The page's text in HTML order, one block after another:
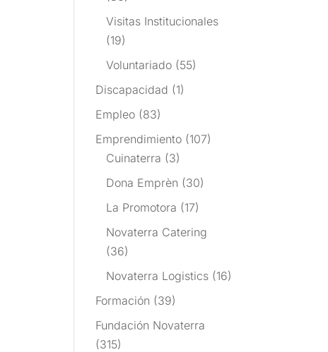
Visitas Institucionales
(19)
Voluntariado (55)
Discapacidad (1)
Empleo (83)
Emprendimiento (107)
Cuinaterra (3)
Dona Emprèn (30)
La Promotora (17)
Novaterra Catering
(36)
Novaterra Logistics (16)
Formación (39)
Fundación Novaterra
(315)